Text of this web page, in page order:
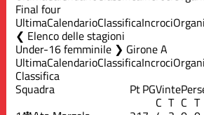
Final four
UltimaCalendarioClassificaIncroci
Elenco delle stagioni
Under-16 femminile ❯ Girone A
UltimaCalendarioClassificaIncroci
Classifica
Squadra PtPGVinte
C T C T